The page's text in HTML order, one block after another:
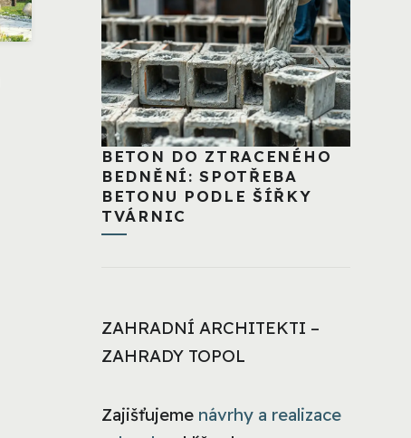
BETON DO ZTRACENÉHO
BEDNĚNÍ: SPOTŘEBA
BETONU PODLE ŠÍŘKY
TVÁRNIC
ZAHRADNÍ ARCHITEKTI –
ZAHRADY TOPOL
Zajišťujeme návrhy a realizace